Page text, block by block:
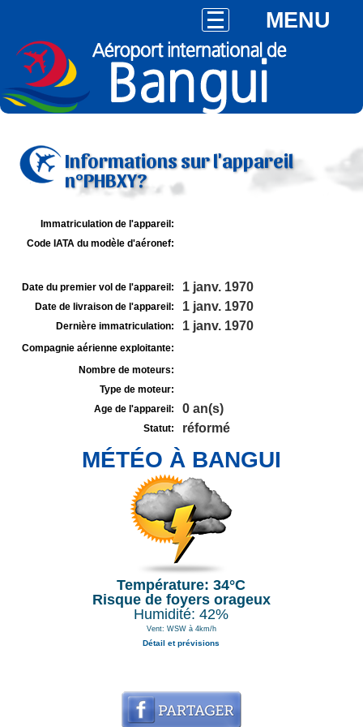
MENU
Informations sur l'appareil
n°PHBXY?
Immatriculation de l'appareil:
Code IATA du modèle d'aéronef:
Date du premier vol de l'appareil: 1 janv. 1970
Date de livraison de l'appareil: 1 janv. 1970
Dernière immatriculation: 1 janv. 1970
Compagnie aérienne exploitante:
Nombre de moteurs:
Type de moteur:
Age de l'appareil:
0 an(s)
Statut: réformé
MÉTÉO À BANGUI
Température: 34°C
Risque de foyers orageux
Humidité: 42%
Vent: WSW à 4km/h
Détail et prévisions